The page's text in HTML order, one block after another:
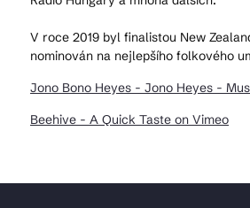
V roce 2019 byl finalistou New
nominován na nejlepšího folkového
Jono Bono Heyes - Jono Heyes -
Beehive - A Quick Taste on Vimeo